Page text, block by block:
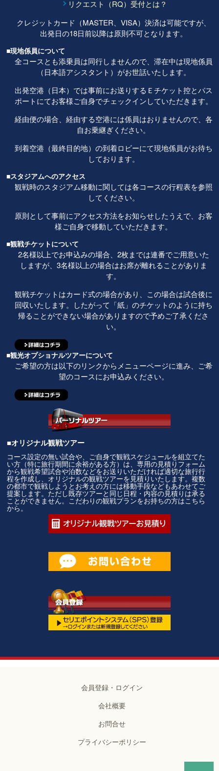
リクエスト（RQ）受付とは？
クレジットカード（MASTER、VISA）決済は可能ですが、
出発日の18日前以降は原則不可となります。
■現地係員について
全コースとも添乗員は同行しませんので、滞在中は現地係員
（日本語アシスタント）がお世話いたします。
出発空港（日本）では事前にお送りするＥチケット控とパス
ポートにてお客様ご自身でチェックインしていただきます。
経由便の場合、経由する空港には係員はおりませんので、各
自お乗継ぎください。
到着空港（最終目的地）の到着ロビーにて現地係員がお待ち
しております。
■スタジアムへのアクセス
観戦時のスタジアム移動に関しては各コースの行程表を参照
してください。
原則として事前にアクセス方法をお知らせしたうえで、お客
様ご自身で移動していただきます。
■観戦チケットについて
2名様以上でお申込みの場合、2枚までは連番でご用意いた
しますが、3名様以上の場合はお席が離れることがありま
す。
観戦チケットはカード式の場合があり、この場合は試合後に
回収いたします。したがって「紙」のチケットのように持ち
帰ることができない場合がありますので予めご了承くださ
い。
■観光オプショナルツアーについて
ご希望の方は以下のリンクからメニューページに進み、ご希
望のコースにお申込みください。
■オリジナル観戦ツアー
コース設定の無い試合や、ご自身で観戦スケジュールを組立てた
い方（特に旅行期間に余裕がある方）は、専用の見積りフォーム
から観戦希望試合や泊数などをお送りいただければ適切な旅行行
程を作成し、オリジナルの観戦ツアーを見積りいたします。複数
の都市で観戦しようとお考えの方には移動手段などもあわせてご
提案します。ただし既存ツアーと同じ日程・内容の見積りは承る
ことができません。こだわりの観戦プランをお持ちの方はこちら
から。
会員登録・ログイン
会社概要
お問合せ
プライバシーポリシー